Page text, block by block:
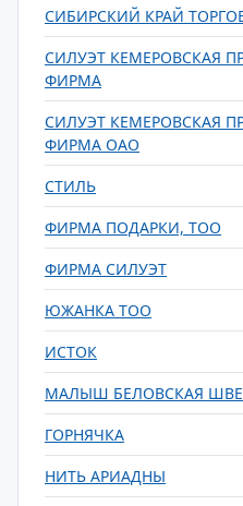
СИБИРСКИЙ КРАЙ
СИЛУЭТ КЕМЕРОВСКАЯ
ФИРМА
СИЛУЭТ КЕМЕРОВСКАЯ
ФИРМА ОАО
СТИЛЬ
ФИРМА ПОДАРКИ, ТОО
ФИРМА СИЛУЭТ
ЮЖАНКА ТОО
ИСТОК
МАЛЫШ БЕЛОВСКАЯ
ГОРНЯЧКА
НИТЬ АРИАДНЫ